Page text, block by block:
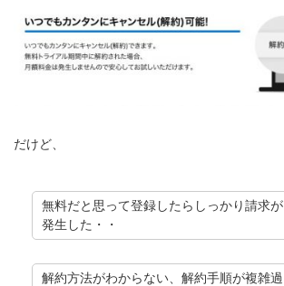
だけど、
無料だと思って登録したらしっかり請求が
発生した・・
解約方法がわからない、解約手順が複雑過